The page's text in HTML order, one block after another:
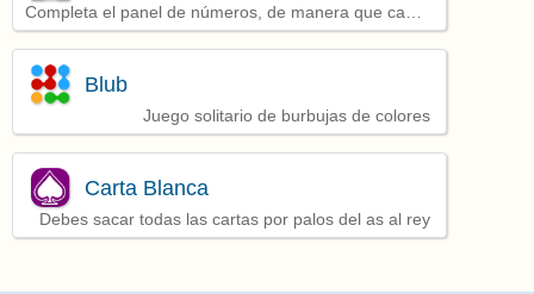
Completa el panel de números, de manera que cada
uno aparezca una sola vez en cada fila, en cada
Juego solitario de burbujas de colores
Blub
Debes sacar todas las cartas por palos del as al rey
Carta Blanca